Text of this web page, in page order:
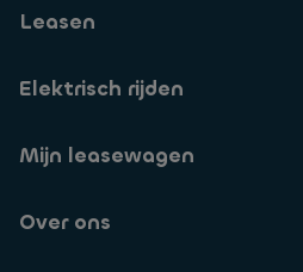
n
a
n
d
n
Vl
er
tt
e
r
ni
s
h
Leasen
Elektrisch rijden
Mijn leasewagen
Over ons